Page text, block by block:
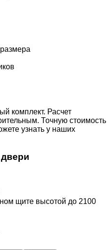
комплект. Расчет
Точную стоимость
узнать у наших
щите высотой до 2100